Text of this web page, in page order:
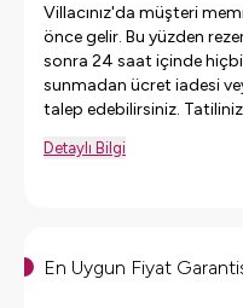
Villacınız'da müşteri
önce gelir. Bu yüzden
sonra 24 saat içinde
sunmadan ücret iadesi
talep edebilirsiniz.
Detaylı Bilgi
En Uygun Fiyat